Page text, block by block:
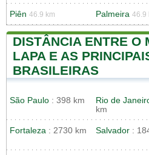
Piên 46.9 km Palmeira 46.9
DISTÂNCIA ENTRE O
LAPA E AS
BRASILEIRAS
São Paulo : 398 km Rio de
km
Fortaleza : 2730 km Salvador :